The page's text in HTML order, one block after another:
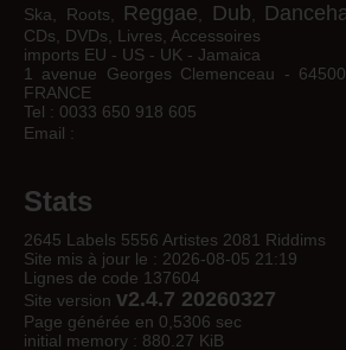
Ska, Roots, Reggae Dub
CDs, DVDs, Livres, Accessoires
imports EU - US - UK - Jamaica
1 avenue Georges Clemenceau -
FRANCE
Tel : 0033 650 918 605
Email :
Stats
2645 Labels 5556 Artistes 2081 Riddims
Site mis à jour le : 2026-08-05 21:19
Lignes de code 137604
Site version v2.4.7 20260327
Page générée en 0,5306 sec
initial memory : 880.27 KiB